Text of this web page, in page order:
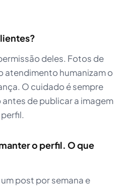
deles. Fotos de
atendimento humanizam o
O cuidado é sempre
de publicar a imagem
o perfil. O que
post por semana e